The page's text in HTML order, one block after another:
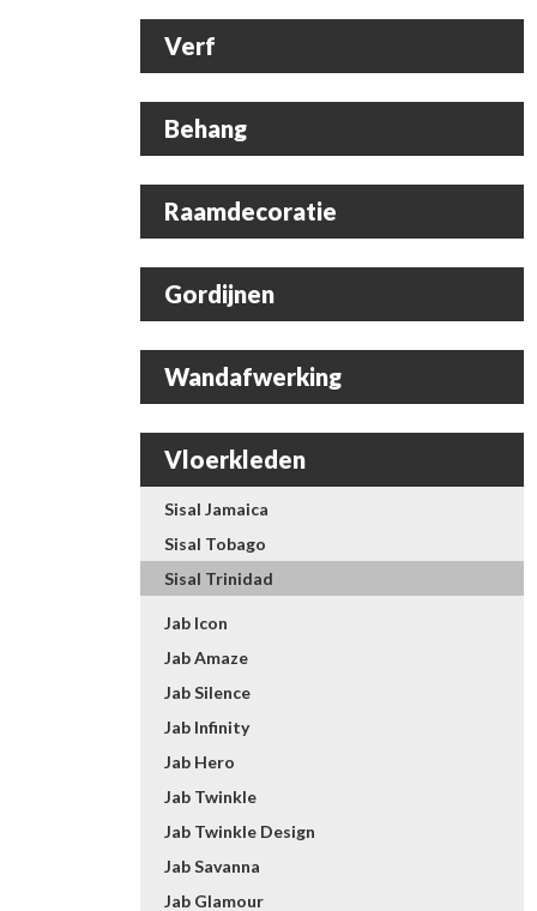
Verf
Behang
Raamdecoratie
Gordijnen
Wandafwerking
Vloerkleden
Sisal Jamaica
Sisal Tobago
Sisal Trinidad
Jab Icon
Jab Amaze
Jab Silence
Jab Infinity
Jab Hero
Jab Twinkle
Jab Twinkle Design
Jab Savanna
Jab Glamour